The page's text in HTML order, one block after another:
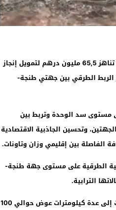
الرباط – محمد الزروالي + (ومع):”تاونات نت”//- تم تخصيص غلاف مالي بقيمة مالية تناهز 65,5 مليون درهم لتمويل إنجاز
الربط الطرقي بين جهتي طنجة-
مستوى سد الوحدة وتربط بين
وتحسين الجاذبية الاقتصادية
الفاصلة بين إقليمي وزان وتاونات.
الطرقية على مستوى جهة طنجة-
الترابية.
بإنجاز هذه المنشأة الفنية، ستتقلص المسافة بين مركزي جماعتي ازغيرة وتافرانت إلى عدة كيلومترات عوض حوالي 100